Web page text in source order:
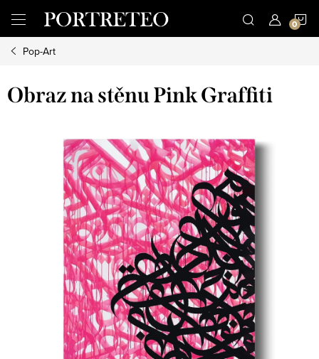
obsah
Pop-Art
Obraz na stěnu Pink Graffiti